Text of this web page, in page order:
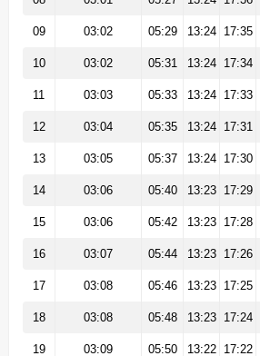
09 03:02 05:29 13:24 17:35
10 03:02 05:31 13:24 17:34
11 03:03 05:33 13:24 17:33
12 03:04 05:35 13:24 17:31
13 03:05 05:37 13:24 17:30
14 03:06 05:40 13:23 17:29
15 03:06 05:42 13:23 17:28
16 03:07 05:44 13:23 17:26
17 03:08 05:46 13:23 17:25
18 03:08 05:48 13:23 17:24
19 03:09 05:50 13:22 17:22